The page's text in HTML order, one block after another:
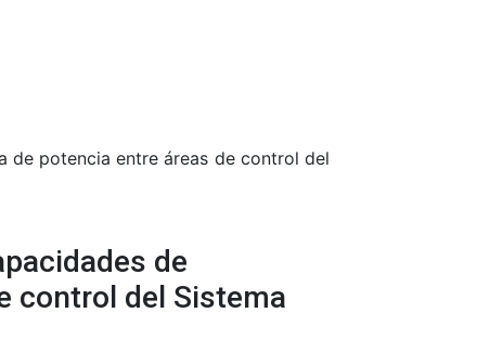
de potencia entre áreas de control del
de
control del Sistema